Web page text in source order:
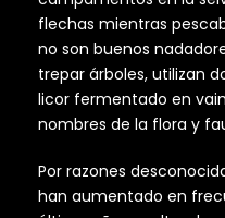
flechas mientras
no son buenos
trepar árboles, utilizan
licor fermentado en
nombres de la flora y
Por razones
han aumentado en